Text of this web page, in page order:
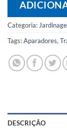
Categoria:
Tags:Aparadores,
DESCRIÇÃO